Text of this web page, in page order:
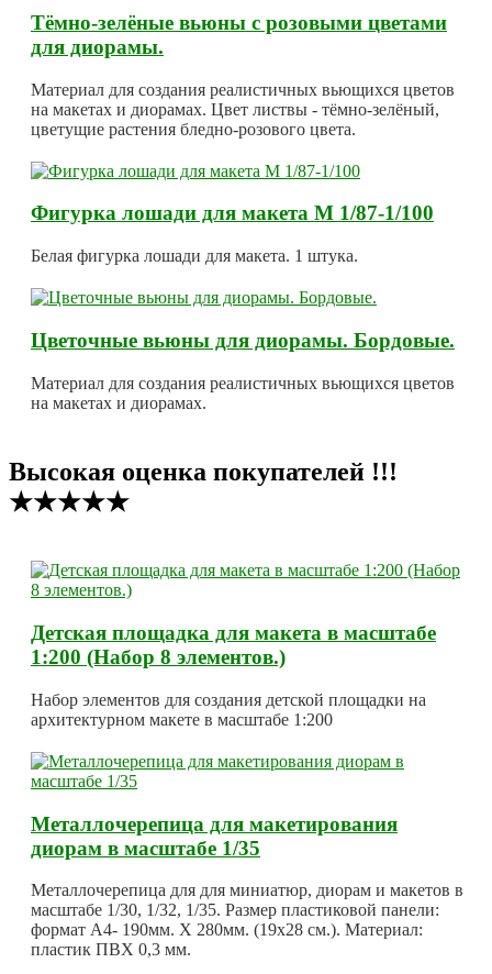
Тёмно-зелёные вьюны с розовыми цветами
для диорамы.
Материал для создания реалистичных вьющихся цветов
на макетах и диорамах. Цвет листвы - тёмно-зелёный,
цветущие растения бледно-розового цвета.
Фигурка лошади для макета М 1/87-1/100
Белая фигурка лошади для макета. 1 штука.
Цветочные вьюны для диорамы. Бордовые.
Материал для создания реалистичных вьющихся цветов
на макетах и диорамах.
Высокая оценка покупателей !!!
★★★★★
Детская площадка для макета в масштабе
1:200 (Набор 8 элементов.)
Набор элементов для создания детской площадки на
архитектурном макете в масштабе 1:200
Металлочерепица для макетирования
диорам в масштабе 1/35
Металлочерепица для для миниатюр, диорам и макетов в
масштабе 1/30, 1/32, 1/35. Размер пластиковой панели:
формат А4- 190мм. Х 280мм. (19х28 см.). Материал:
пластик ПВХ 0,3 мм.